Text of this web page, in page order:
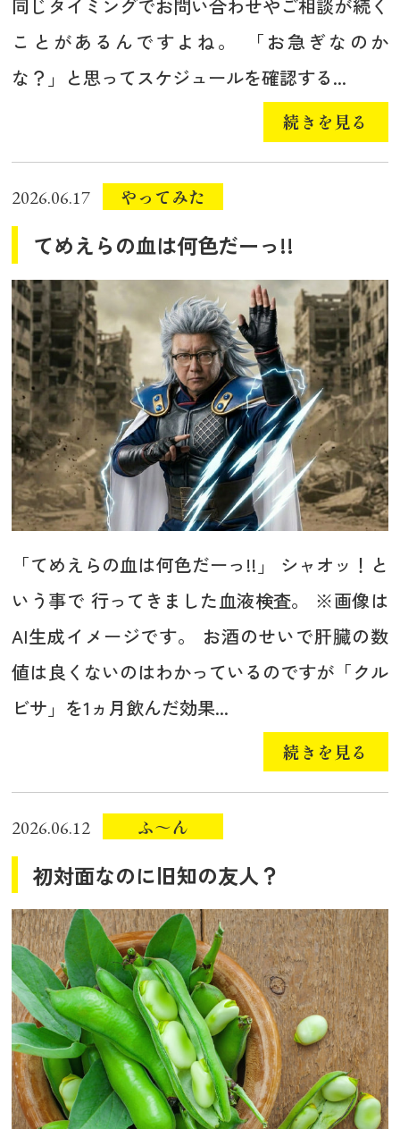
同じタイミングでお問い合わせやご相談が続く
ことがあるんですよね。 「お急ぎなのか
な？」と思ってスケジュールを確認する...
続きを見る
2026.06.17 やってみた
てめえらの血は何色だーっ!!
「てめえらの血は何色だーっ!!」 シャオッ！と
いう事で 行ってきました血液検査。 ※画像は
AI生成イメージです。 お酒のせいで肝臓の数
値は良くないのはわかっているのですが「クル
ビサ」を1ヵ月飲んだ効果...
続きを見る
2026.06.12 ふ～ん
初対面なのに旧知の友人？